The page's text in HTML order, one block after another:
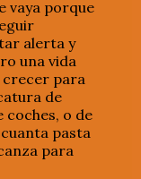
vaya porque
alerta y
una vida
crecer para
de
coches, o de
pasta
para